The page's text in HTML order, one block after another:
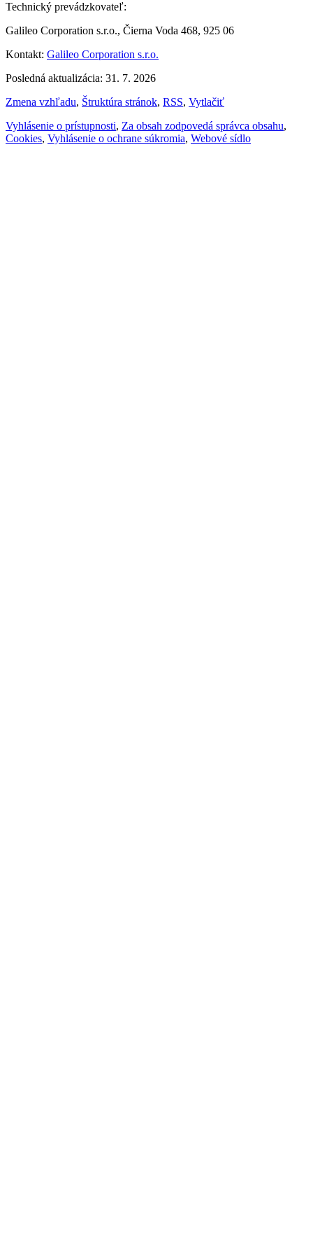
Technický prevádzkovateľ:
Galileo Corporation s.r.o., Čierna Voda 468, 925 06
Kontakt: Galileo Corporation s.r.o.
Posledná aktualizácia: 31. 7. 2026
Zmena vzhľadu, Štruktúra stránok, RSS, Vytlačiť
Vyhlásenie o prístupnosti, Za obsah zodpovedá správca obsahu,
Cookies, Vyhlásenie o ochrane súkromia, Webové sídlo